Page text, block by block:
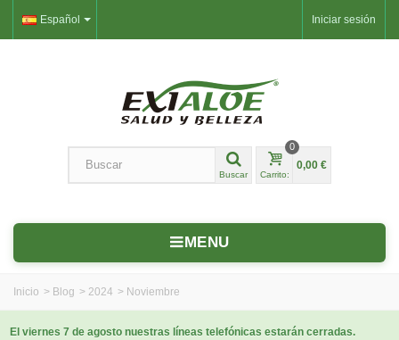
Iniciar sesión
Español
Buscar Carrito:
0
0,00 €
MENU
Inicio > Blog > 2024 > Noviembre
El viernes 7 de agosto nuestras líneas telefónicas estarán cerradas.